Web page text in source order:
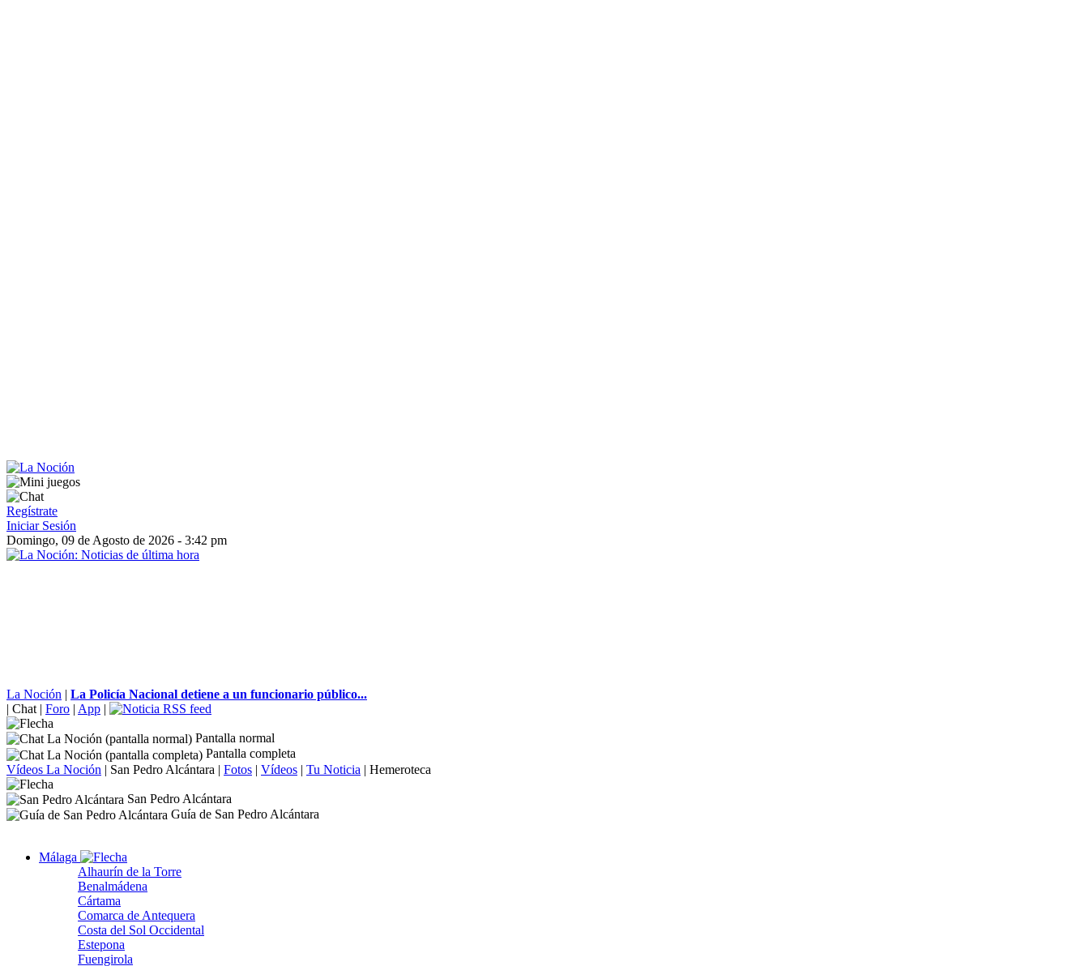
Regístrate
Iniciar Sesión
Domingo, 09 de Agosto de 2026 - 3:42 pm
La Noción | La Policía Nacional detiene a un funcionario público...
| Chat | Foro | App |
Pantalla normal
Pantalla completa
Vídeos La Noción | San Pedro Alcántara | Fotos | Vídeos | Tu Noticia | Hemeroteca
San Pedro Alcántara
Guía de San Pedro Alcántara
Málaga
Alhaurín de la Torre
Benalmádena
Cártama
Comarca de Antequera
Costa del Sol Occidental
Estepona
Fuengirola